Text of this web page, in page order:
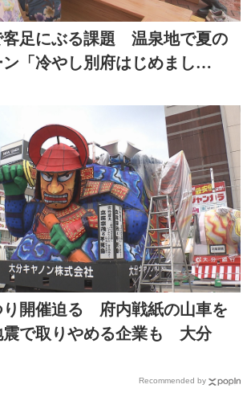
客足にぶる課題 温泉地で夏の
「冷やし別府はじめまし
湯など設置
り開催迫る 府内戦紙の山車を
で取りやめる企業も 大分
Recommended by